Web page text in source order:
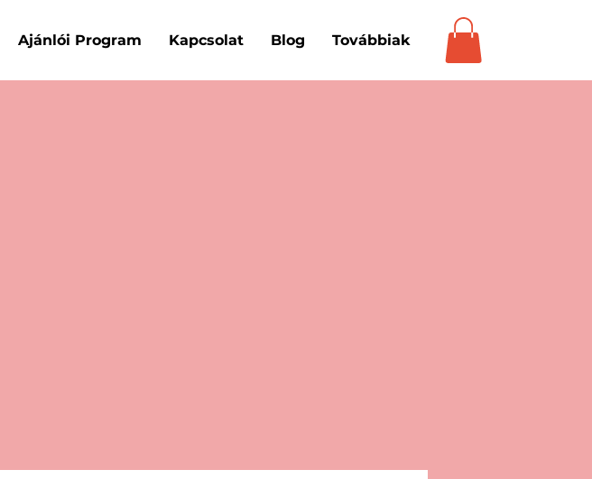
Ajánlói Program Kapcsolat Blog Továbbiak